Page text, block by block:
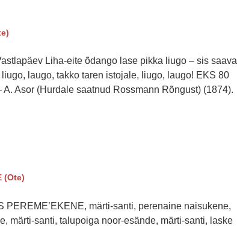
Liha-eite õdango lase pikka liugo – sis saava
laugo, takko taren istojale, liugo, laugo! EKS 80
A. Asor (Hurdale saatnud Rossmann Rõngust) (1874).
(Ote)
PEREME’EKENE, märti-santi, perenaine naisukene,
märti-santi, talupoiga noor-esände, märti-santi, laske